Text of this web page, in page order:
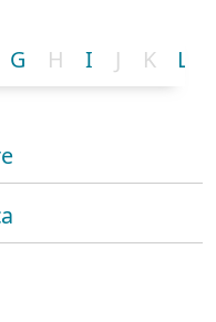
G H I J K L